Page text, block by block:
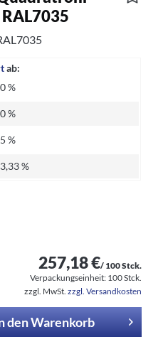
ab:
%
%
%
%
257,18 €/ 100 Stck.
Verpackungseinheit: 100 Stck.
zzgl. MwSt. zzgl. Versandkosten
denWarenkorb